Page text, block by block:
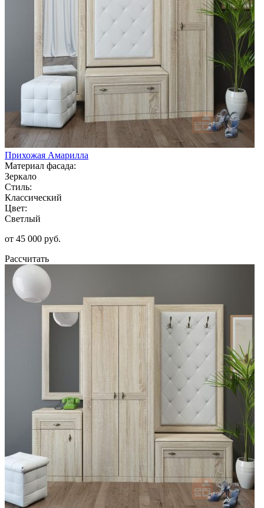
Прихожая Амарилла
Материал фасада:
Зеркало
Стиль:
Классический
Цвет:
Светлый
от 45 000 руб.
Рассчитать